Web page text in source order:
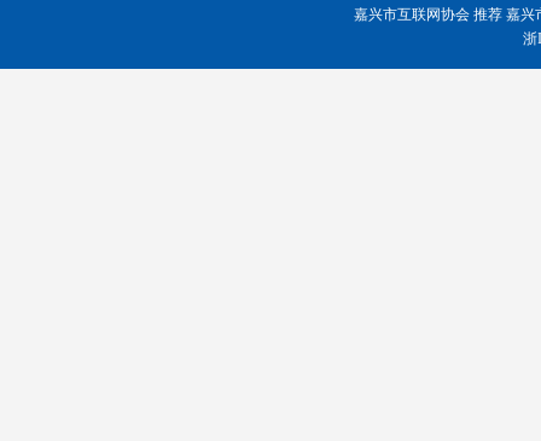
嘉兴市互联网协会 推荐嘉兴
浙